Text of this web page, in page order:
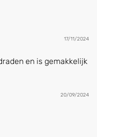
17/11/2024
en is gemakkelijk
20/09/2024